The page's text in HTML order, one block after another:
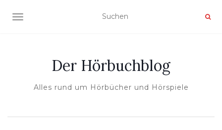
NAVIGATION UMSCHALTEN
Der Hörbuchblog
Alles rund um Hörbücher und Hörspiele